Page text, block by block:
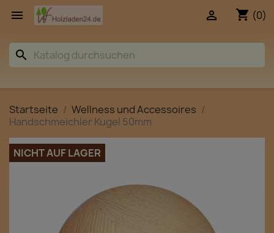
 shopping_cart (0)

search
Startseite
Wellness und Accessoires
Handschmeichler Kugel 50mm
NICHT AUF LAGER